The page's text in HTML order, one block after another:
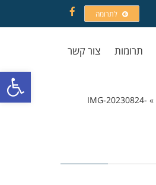
פתח
לתרומה
Facebook
תרומות צור קשר
»
IMG-20230824-